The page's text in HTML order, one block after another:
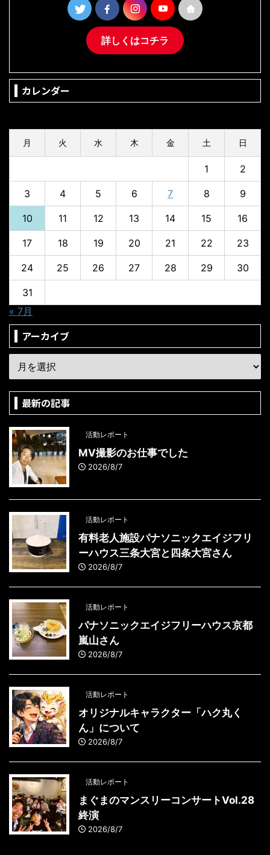
詳しくはコチラ
カレンダー
月 火 水 木 金 土 日
1 2
3 4 5 6 7 8 9
10 11 12 13 14 15 16
17 18 19 20 21 22 23
24 25 26 27 28 29 30
31
« 7月
アーカイブ
最新の記事
活動レポート
MV撮影のお仕事でした
2026/8/7
活動レポート
有料老人施設パナソニックエイジフリ
ーハウス三条大宮と四条大宮さん
2026/8/7
活動レポート
パナソニックエイジフリーハウス京都
嵐山さん
2026/8/7
活動レポート
オリジナルキャラクター「ハク丸く
ん」について
2026/8/7
活動レポート
まぐまのマンスリーコンサートVol.28
終演
2026/8/7